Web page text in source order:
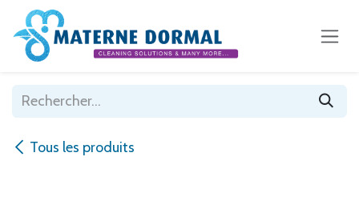
Se rendre au contenu
Tous les produits